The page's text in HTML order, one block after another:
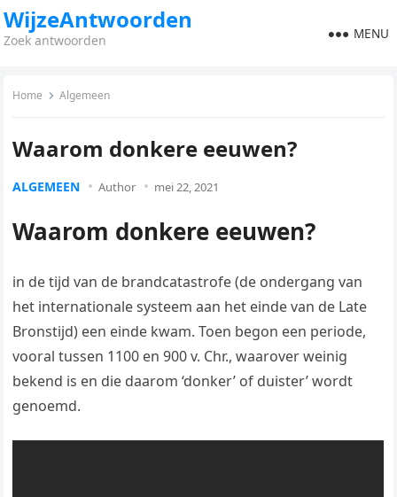
WijzeAntwoorden
Zoek antwoorden MENU
Home Algemeen
Waarom donkere eeuwen?
ALGEMEEN Author mei 22, 2021
Waarom donkere eeuwen?
in de tijd van de brandcatastrofe (de ondergang van
het internationale systeem aan het einde van de Late
Bronstijd) een einde kwam. Toen begon een periode,
vooral tussen 1100 en 900 v. Chr., waarover weinig
bekend is en die daarom ‘donker’ of duister’ wordt
genoemd.